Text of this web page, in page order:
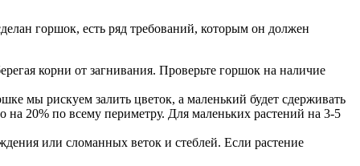
горшок, есть ряд требований, которым он должен
корни от загнивания. Проверьте горшок на наличие
мы рискуем залить цветок, а маленький будет сдерживать
20% по всему периметру. Для маленьких растений на 3-5
или сломанных веток и стеблей. Если растение